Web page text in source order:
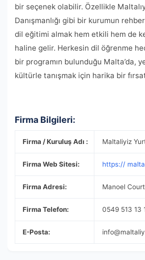
bir seçenek olabilir. Özellikle
Danışmanlığı gibi bir kurumun
dil eğitimi almak hem etkili hem de
haline gelir. Herkesin dil öğrenme
bir programın bulunduğu Malta’da,
kültürle tanışmak için harika bir
Firma Bilgileri:
Firma / Kuruluş Adı : Maltaliyiz
Firma Web Sitesi: https://
Firma Adresi: Manoel
Firma Telefon: 0549 513 13
E-Posta: